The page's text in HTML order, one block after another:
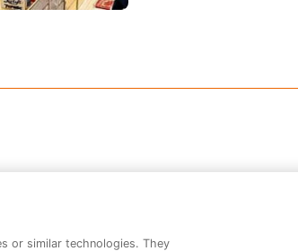
or similar technologies. They